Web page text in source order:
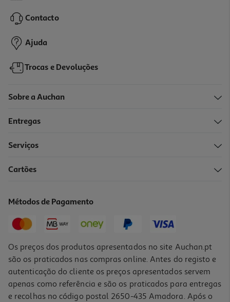
Contacto
Ajuda
Trocas e Devoluções
Sobre a Auchan
Entregas
Serviços
Cartões
Métodos de Pagamento
Os preços dos produtos apresentados no site Auchan.pt
são os praticados nas compras online. Antes do registo e
autenticação do cliente os preços apresentados servem
apenas como referência e são os praticados para entregas
e recolhas no código postal 2650-435 Amadora. Após o